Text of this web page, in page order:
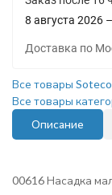
8 августа 2026 –
Доставка по
Все товары Soteco
Все товары
Описание
00616 Насадка